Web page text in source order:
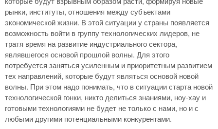
рынки, институты, отношения между субъектами
экономической жизни. В этой ситуации у страны появляется
возможность войти в группу технологических лидеров, не
тратя время на развитие индустриального сектора,
являвшегося основой прошлой волны. Для этого
потребуется заняться усиленным и приоритетным развитием
тех направлений, которые будут являться основой новой
волны. При этом надо понимать, что в ситуации старта новой
технологической гонки, никто делиться знаниями, ноу-хау и
готовыми технологиями не будет не только с нами, но и с
любыми другими потенциальными конкурентами.